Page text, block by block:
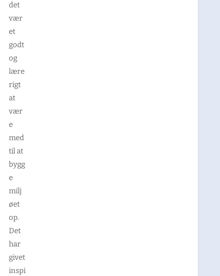
det
vær
et
godt
og
lære
rigt
at
vær
e
med
til at
bygg
e
milj
øet
op.
Det
har
givet
inspi